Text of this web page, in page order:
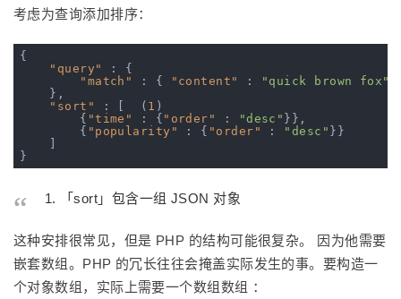
考虑为查询添加排序：
{
"query"
: {
"match"
: { "content" : "quick brown fox"
    },
"sort"
: [  ( 1 )
        {
"time" : { "order" : "desc" }},
        {
"popularity" : { "order" : "desc" }}
「sort」包含一组 JSON 对象
这种安排很常见，但是 PHP 的结构可能很复杂。 因为他需要
嵌套数组。PHP 的冗长往往会掩盖实际发生的事。要构造一
个对象数组，实际上需要一个数组数组 ：